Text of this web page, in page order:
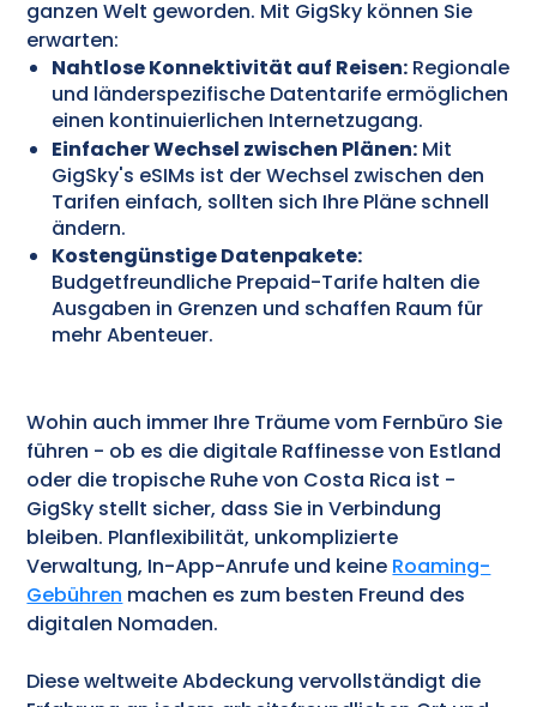
ganzen Welt geworden. Mit GigSky können Sie
erwarten:
Nahtlose Konnektivität auf Reisen: Regionale
und länderspezifische Datentarife ermöglichen
einen kontinuierlichen Internetzugang.
Einfacher Wechsel zwischen Plänen: Mit
GigSky's eSIMs ist der Wechsel zwischen den
Tarifen einfach, sollten sich Ihre Pläne schnell
ändern.
Kostengünstige Datenpakete:
Budgetfreundliche Prepaid-Tarife halten die
Ausgaben in Grenzen und schaffen Raum für
mehr Abenteuer.
Wohin auch immer Ihre Träume vom Fernbüro Sie
führen - ob es die digitale Raffinesse von Estland
oder die tropische Ruhe von Costa Rica ist -
GigSky stellt sicher, dass Sie in Verbindung
bleiben. Planflexibilität, unkomplizierte
Verwaltung, In-App-Anrufe und keine Roaming-
Gebühren machen es zum besten Freund des
digitalen Nomaden.
Diese weltweite Abdeckung vervollständigt die